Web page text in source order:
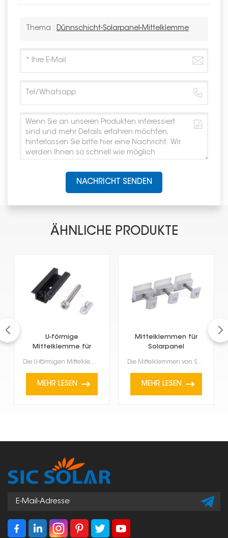
Thema : Dünnschicht-Solarpanel-Mittelklemme
NACHRICHT SENDEN
ÄHNLICHE PRODUKTE
U-förmige
Mittelklemme für
Die U-förmigen Mittelklemmen für gerahmte Module sind für gerahmte Solarmodule, insbesondere solche ...
MEHR LESEN
Mittelklemmen für
Solarpanel
Die Mittelklemmen von Solarmodulen sind ein wesentlicher Bestandteil einer Solaranlage. Sie fixieren...
MEHR LESEN